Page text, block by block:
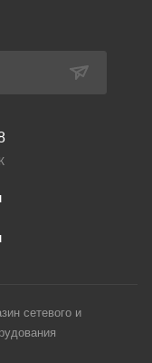
сетевого и